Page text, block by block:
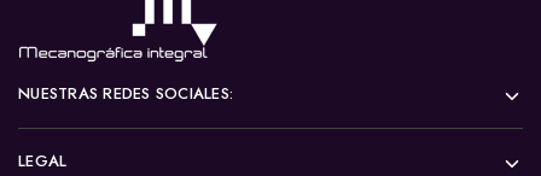
NUESTRAS REDES SOCIALES:
LEGAL